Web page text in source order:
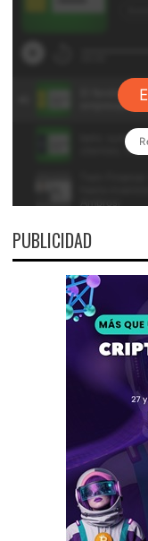
PUBLICIDAD